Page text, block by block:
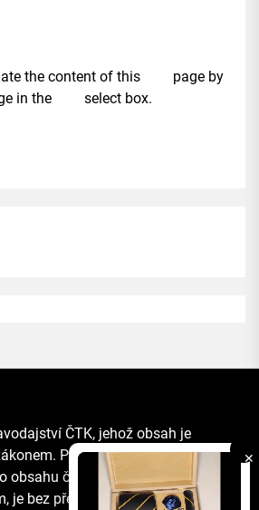
the content of this page by
in the select box.
✕
ČTK, jehož obsah je
Přepis, šíření či další
či jeho části veřejnosti, a to
je bez předchozího souhlasu ČTK